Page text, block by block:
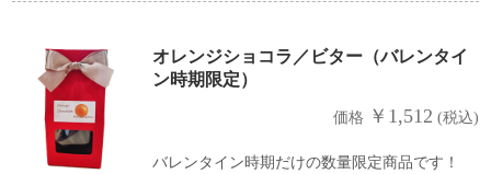
オレンジショコラ／ビター（バレンタイ
ン時期限定）
価格 ￥1,512 (税込)
バレンタイン時期だけの数量限定商品です！